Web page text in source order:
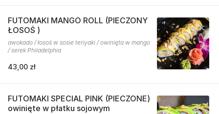
FUTOMAKI MANGO ROLL (PIECZONY
ŁOSOŚ )
awokado / łosoś w sosie teriyaki / owinięta w mango
/ serek Philadelphia
43,00 zł
FUTOMAKI SPECIAL PINK (PIECZONE)
owinięte w płatku sojowym